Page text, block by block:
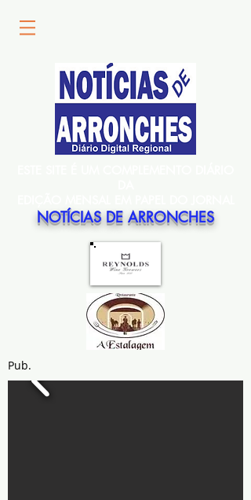
NOTÍCIAS DE ARRONCHES
Pub.